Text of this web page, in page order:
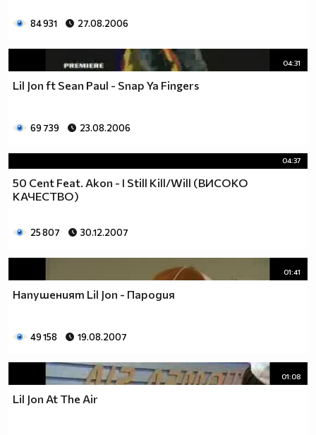
84 931 27.08.2006
04:31
Lil Jon ft Sean Paul - Snap Ya Fingers
69 739 23.08.2006
04:37
50 Cent Feat. Akon - I Still Kill/Will (ВИСОКО
КАЧЕСТВО)
25 807 30.12.2007
01:41
Напушеният Lil Jon - Пародия
49 158 19.08.2007
01:08
Lil Jon At The Air